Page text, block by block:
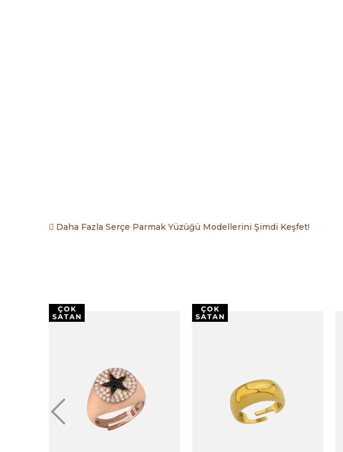
Daha Fazla Serçe Parmak Yüzüğü Modellerini Şimdi Keşfet!